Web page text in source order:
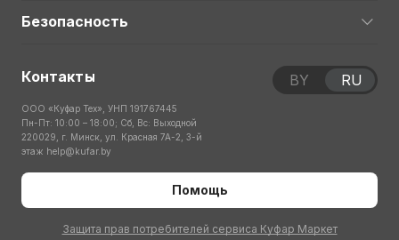
Безопасность
Контакты
ООО «Куфар Тех», УНП 191767445
Пн-Пт: 10:00 – 18:00; Сб, Вс: Выходной
220029, г. Минск, ул. Красная 7А-2, 3-й
этаж help@kufar.by
Помощь
Защита прав потребителей сервиса Куфар Маркет
BY RU